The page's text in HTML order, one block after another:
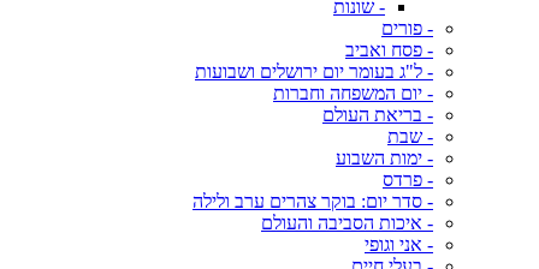
- שונות
- פורים
- פסח ואביב
- ל"ג בעומר יום ירושלים ושבועות
- יום המשפחה וחברות
- בריאת העולם
- שבת
- ימות השבוע
- פרדס
- סדר יום: בוקר צהרים ערב ולילה
- איכות הסביבה והעולם
- אני וגופי